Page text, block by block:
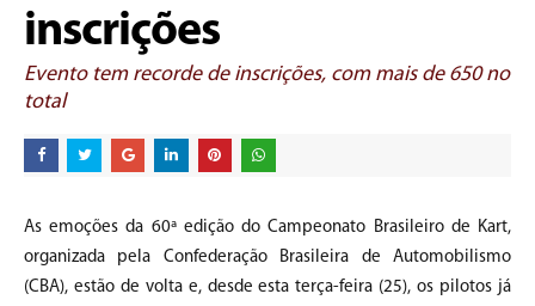
inscrições
Evento tem recorde de inscrições, com mais de 650 no
total
As emoções da 60ª edição do Campeonato Brasileiro de Kart,
organizada pela Confederação Brasileira de Automobilismo
(CBA), estão de volta e, desde esta terça-feira (25), os pilotos já